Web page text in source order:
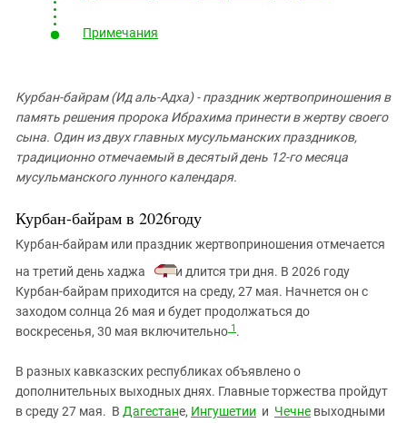
Примечания
Курбан-байрам (Ид аль-Адха) - праздник жертвоприношения в
память решения пророка Ибрахима принести в жертву своего
сына. Один из двух главных мусульманских праздников,
традиционно отмечаемый в десятый день 12-го месяца
мусульманского лунного календаря.
Курбан-байрам в 2026году
Курбан-байрам или праздник жертвоприношения отмечается
на третий день хаджа
и длится три дня. В 2026 году
Курбан-байрам приходится на среду, 27 мая. Начнется он с
заходом солнца 26 мая и будет продолжаться до
воскресенья, 30 мая включительно 1 .
В разных кавказских республиках объявлено о
дополнительных выходных днях. Главные торжества пройдут
в среду 27 мая. В Дагестане, Ингушетии и Чечне выходными